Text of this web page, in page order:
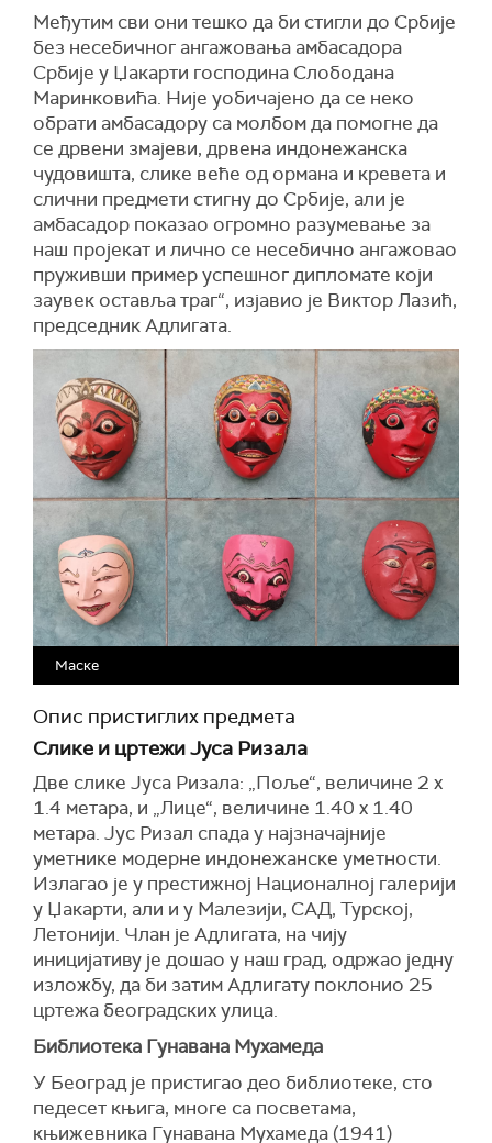
Међутим сви они тешко да би стигли до Србије
без несебичног ангажовања амбасадора
Србије у Џакарти господина Слободана
Маринковића. Није уобичајено да се неко
обрати амбасадору са молбом да помогне да
се дрвени змајеви, дрвена индонежанска
чудовишта, слике веће од ормана и кревета и
слични предмети стигну до Србије, али је
амбасадор показао огромно разумевање за
наш пројекат и лично се несебично ангажовао
пруживши пример успешног дипломате који
заувек оставља траг“, изјавио је Виктор Лазић,
председник Адлигата.
Маске
Опис пристиглих предмета
Слике и цртежи Јуса Ризала
Две слике Јуса Ризала: „Поље“, величине 2 х
1.4 метара, и „Лице“, величине 1.40 х 1.40
метара. Јус Ризал спада у најзначајније
уметнике модерне индонежанске уметности.
Излагао је у престижној Националној галерији
у Џакарти, али и у Малезији, САД, Турској,
Летонији. Члан је Адлигата, на чију
иницијативу је дошао у наш град, одржао једну
изложбу, да би затим Адлигату поклонио 25
цртежа београдских улица.
Библиотека Гунавана Мухамеда
У Београд је пристигао део библиотеке, сто
педесет књига, многе са посветама,
књижевника Гунавана Мухамеда (1941)